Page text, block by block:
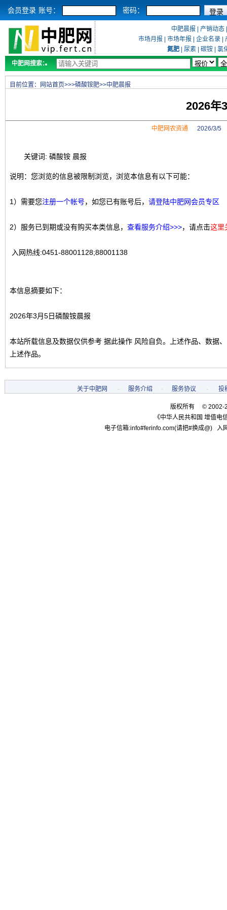
会员登录 账号： 密码：
中肥晨报 产销动态
市场月报
市场年报 企业名录
氮肥
尿素 碳铵
氯
中肥网搜索：
目前位置： 网站首页>>>磷酸铵肥>>中肥晨报
2026年
中肥网农资通2026/3/5
关键词: 磷酸铵 晨报
说明：您浏览的信息被限制浏览，浏览本信息有以下可能：
1）需要您注册一个帐号，如您已有账号后， 请登陆中肥网会员专区
2）服务已到期或没有购买本类信息， 查看服务介绍>>>，请点击这里
入网热线:0451-88001128;88001138
本信息摘要如下：
2026年3月5日磷酸铵晨报
本站所载信息及数据仅供参考 据此操作 风险自负。上述作品、数据
上述作品。
关于中肥网 - 服务介绍 - 服务协议 - 投
版权所有 © 2002-
《中华人民共和国 增值电
电子信箱:info#ferinfo.com(请把#换成@)